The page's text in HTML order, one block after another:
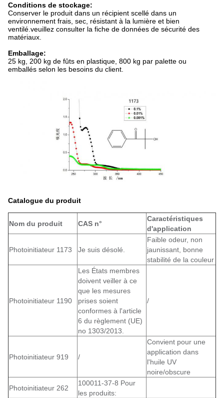
Conditions de stockage:
Conserver le produit dans un récipient scellé dans un
environnement frais, sec, résistant à la lumière et bien
ventilé.veuillez consulter la fiche de données de sécurité des
matériaux.
Emballage:
25 kg, 200 kg de fûts en plastique, 800 kg par palette ou
emballés selon les besoins du client.
Catalogue du produit
Nom du produit CAS n°
Caractéristiques
d'application
Photoinitiateur 1173 Je suis désolé.
Faible odeur, non
jaunissant, bonne
stabilité de la couleur
Photoinitiateur 1190
Les États membres
doivent veiller à ce
que les mesures
prises soient
conformes à l'article
6 du règlement (UE)
no 1303/2013.
/
Photoinitiateur 919 /
Convient pour une
application dans
l'huile UV
noire/obscure
Photoinitiateur 262
100011-37-8 Pour
les produits: